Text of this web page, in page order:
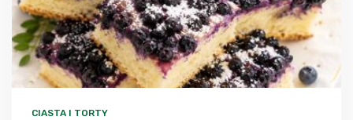
CIASTA I TORTY